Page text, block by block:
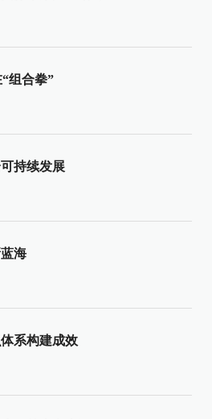
组合拳”
持续发展
海
系构建成效